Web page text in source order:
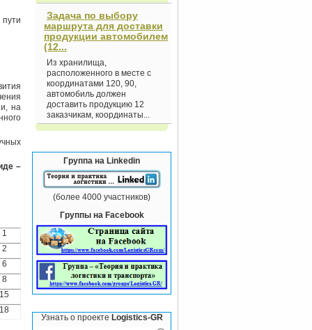
на
–
1
2
6
8
15
18
Задача по выбору
маршрута для доставки
продукции автомобилем
(12...
Из хранилища,
расположенного в месте с
координатами 120, 90,
автомобиль должен
доставить продукцию 12
заказчикам, координаты...
Группа на Linkedin
(более 4000 участников)
Группы на Facebook
Узнать о проекте Logistics-GR